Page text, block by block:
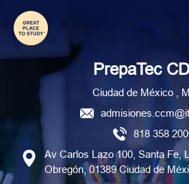
PrepaTec CDMX
PrepaTec
Ciudad de México ,
818 358
Av Carlos Lazo 100, Santa Fe,
Obregón, 01389 Ciudad de